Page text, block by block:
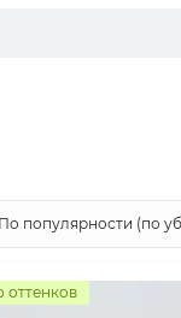
оттенков